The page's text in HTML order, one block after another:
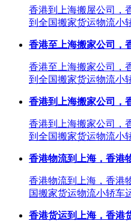
香港到上海搬屋公司，
到全国搬家货运物流小
香港至上海搬家公司，
香港至上海搬家公司，
到全国搬家货运物流小
香港到上海搬家公司，
香港到上海搬家公司，
到全国搬家货运物流小
香港物流到上海，香港
香港物流到上海，香港
国搬家货运物流小轿车
香港货运到上海，香港